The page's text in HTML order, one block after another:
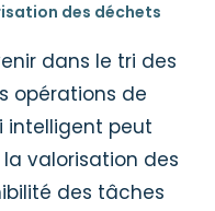
des déchets
dans le tri des
opérations de
intelligent peut
valorisation des
des tâches